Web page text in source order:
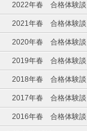
2022年春 合格体験談
2021年春 合格体験談
2020年春 合格体験談
2019年春 合格体験談
2018年春 合格体験談
2017年春 合格体験談
2016年春 合格体験談